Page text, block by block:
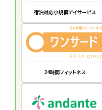
宿泊対応小規模デイサービス
24時間フィットネス